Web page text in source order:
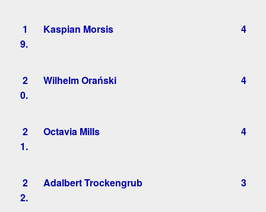
1
9.
Kaspian Morsis 4
2
0.
Wilhelm Orański 4
2
1.
Octavia Mills 4
2
2.
Adalbert Trockengrub 3